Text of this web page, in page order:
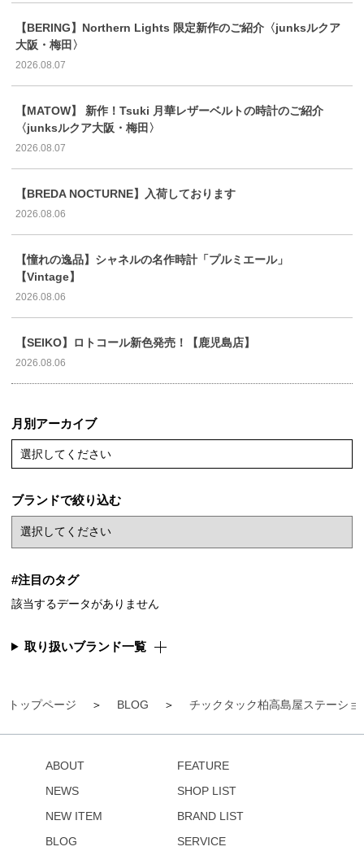
トップページ BLOG チックタック柏高島屋ステーショ
【BERING】Northern Lights 限定新作のご紹介〈junksルクア
大阪・梅田〉
2026.08.07
【MATOW】 新作！Tsuki 月華レザーベルトの時計のご紹介
〈junksルクア大阪・梅田〉
2026.08.07
【BREDA NOCTURNE】入荷しております
2026.08.06
【憧れの逸品】シャネルの名作時計「プルミエール」
【Vintage】
2026.08.06
【SEIKO】ロトコール新色発売！【鹿児島店】
2026.08.06
月別アーカイブ
選択してください
ブランドで絞り込む
#注目のタグ
該当するデータがありません
取り扱いブランド一覧
ABOUT
NEWS
NEW ITEM
BLOG
FEATURE
SHOP LIST
BRAND LIST
SERVICE